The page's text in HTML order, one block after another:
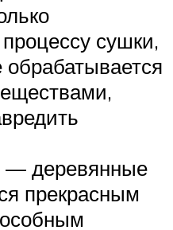
сушки,
обрабатывается
— деревянные
прекрасным